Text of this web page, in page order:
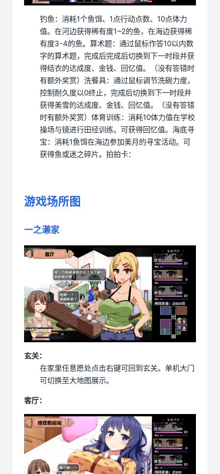
钓鱼：消耗1个鱼饵、1点行动点数、10点体力
值。在河边获得稀有度1~2的鱼，在海边获得稀
有度3-4的鱼。 算术题：通过鼠标作答10以内数
字的算术题，完成后完成后切换到下一时段并获
得结衣的达成度、金钱、回忆值。（没有答错时
有额外奖赏） 洗餐具：通过鼠标调节洗碗力度，
控制耐久度以0终止，完成后切换到下一时段并
获得美雪的达成度、金钱、回忆值。（没有答错
时有额外奖赏） 体育训练：消耗10体力值在学校
操场与镜进行田径训练。可获得回忆值。 海底寻
宝：消耗1鱼饵在海边参加美月的寻宝活动。可
获得鱼或迷之碎片。 拍拍卡：
游戏场所图
一之濑家
玄关：
在家里任意愿处点击右键可回到玄关。 单机大门
可切换至大地图展示。
客厅：